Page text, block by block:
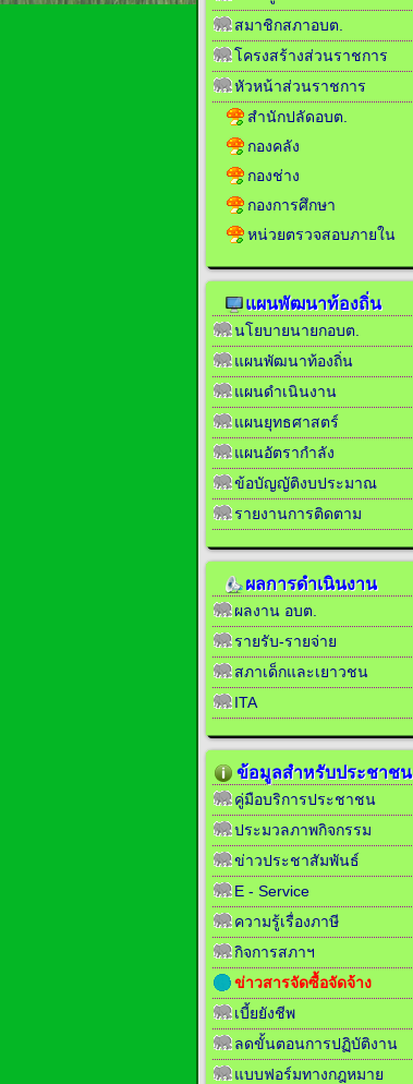
สมาชิกสภาอบต.
โครงสร้างส่วนราชการ
หัวหน้าส่วนราชการ
สำนักปลัดอบต.
กองคลัง
กองช่าง
กองการศึกษา
หน่วยตรวจสอบภายใน
แผนพัฒนาท้องถิ่น
นโยบายนายกอบต.
แผนพัฒนาท้องถิ่น
แผนดำเนินงาน
แผนยุทธศาสตร์
แผนอัตรากำลัง
ข้อบัญญัติงบประมาณ
รายงานการติดตาม
ผลการดำเนินงาน
ผลงาน อบต.
รายรับ-รายจ่าย
สภาเด็กและเยาวชน
ITA
ข้อมูลสำหรับประชาชน
คู่มือบริการประชาชน
ประมวลภาพกิจกรรม
ข่าวประชาสัมพันธ์
E - Service
ความรู้เรื่องภาษี
กิจการสภาฯ
ข่าวสารจัดซื้อจัดจ้าง
เบี้ยยังชีพ
ลดขั้นตอนการปฏิบัติงาน
แบบฟอร์มทางกฎหมาย